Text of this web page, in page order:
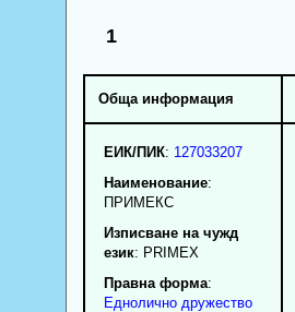
1
Обща информация
ЕИК/ПИК: 127033207
Наименование:
ПРИМЕКС
Изписване на чужд
език: PRIMEX
Правна форма:
Еднолично дружество